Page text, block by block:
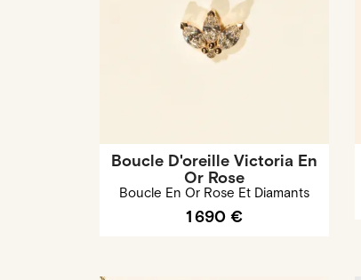
Boucle D'oreille Victoria En
Or Rose
Boucle En Or Rose Et Diamants
1 690 €